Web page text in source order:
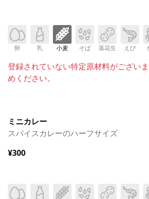
卵 乳 小麦 そば 落花生 えび
登録されていない特定原材料がござい
めください。
ミニカレー
スパイスカレーのハーフサイズ
¥300